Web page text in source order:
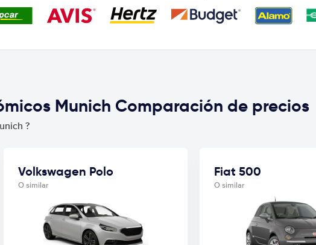
Munich Comparación de precios
?
Volkswagen Polo
O similar
Fiat 500
O similar